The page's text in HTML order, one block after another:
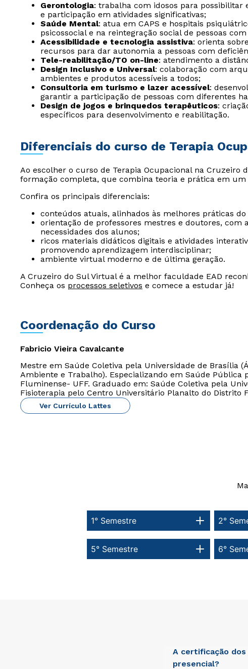
Gerontologia: trabalha com idosos para
e participação em atividades significativas;
Saúde Mental: atua em CAPS e hospitais
psicossocial e na reintegração social de pessoas
Acessibilidade e tecnologia assistiva: orienta
recursos para dar autonomia a pessoas com
Tele-reabilitação/TO on-line: atendimento a
Design Inclusivo e Universal: colaboração com
ambientes e produtos acessíveis a todos;
Consultoria em turismo e lazer acessível:
garantir a participação de pessoas com diferentes
Design de jogos e brinquedos terapêuticos:
específicos para desenvolvimento e reabilitação.
Diferenciais do curso de Terapia
Ao escolher o curso de Terapia Ocupacional na Cruzeiro
formação completa, que combina teoria e prática em
Confira os principais diferenciais:
conteúdos atuais, alinhados às melhores práticas
orientação de professores mestres e doutores, com
necessidades dos alunos;
ricos materiais didáticos digitais e atividades
promovendo aprendizagem interdisciplinar;
ambiente virtual moderno e de última geração.
A Cruzeiro do Sul Virtual é a melhor faculdade EAD
Conheça os processos seletivos e comece a estudar já!
Coordenação do Curso
Fabricio Vieira Cavalcante
Mestre em Saúde Coletiva pela Universidade de Brasília
Ambiente e Trabalho). Especializando em Saúde Pública
Fluminense- UFF. Graduado em: Saúde Coletiva pela
Fisioterapia pelo Centro Universitário Planalto do Distrito
Ver Currículo Lattes
1° Semestre
6°
5° Semestre
2°
A certificação dos
presencial?